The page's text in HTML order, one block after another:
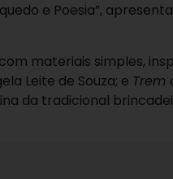
e Poesia”,
materiais simples,
Leite de Souza; e Trem
da tradicional